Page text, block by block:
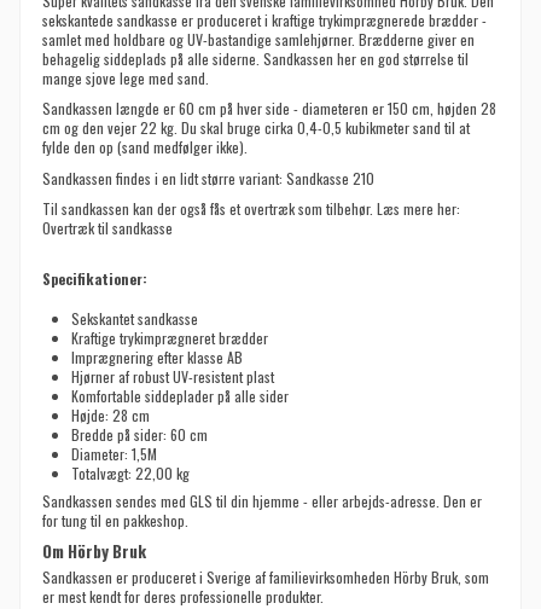
sekskantede sandkasse er produceret i kraftige trykimprægnerede brædder -
samlet med holdbare og UV-bastandige samlehjørner. Brædderne giver en
behagelig siddeplads på alle siderne. Sandkassen her en god størrelse til
mange sjove lege med sand.
Sandkassen længde er 60 cm på hver side - diameteren er150 cm, højden 28
cm og den vejer 22 kg. Du skal bruge cirka 0,4-0,5 kubikmeter sand til at
fylde den op (sand medfølger ikke).
Sandkassen findes i en lidt større variant: Sandkasse 210
Til sandkassen kan der også fås et overtræk som tilbehør. Læs mere her:
Overtræk til sandkasse
Specifikationer:
Sekskantet sandkasse
Kraftige trykimprægneret brædder
Imprægnering efter klasse AB
Hjørner af robust UV-resistent plast
Komfortable siddeplader på alle sider
Højde: 28 cm
Bredde på sider: 60 cm
Diameter: 1,5M
Totalvægt: 22,00 kg
Sandkassen sendes med GLS til din hjemme - eller arbejds-adresse. Den er
for tung til en pakkeshop.
Om Hörby Bruk
Sandkassen er produceret i Sverige af familievirksomheden Hörby Bruk, som
er mest kendt for deres professionelle produkter.